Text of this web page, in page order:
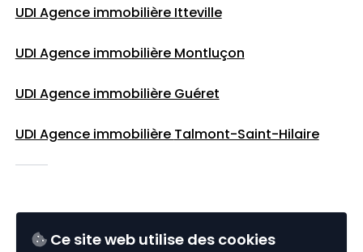
Ce site web utilise des cookies
UDI Agence immobilière Itteville
UDI Agence immobilière Montluçon
UDI Agence immobilière Guéret
UDI Agence immobilière Talmont-Saint-Hilaire
SUIVEZ UDI IMMO